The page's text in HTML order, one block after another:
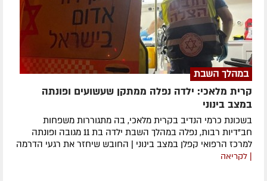
במהלך השבת
קרית מלאכי: ילדה נפלה ממתקן שעשועים ופונתה
במצב בינוני
בשכונת כרמי הנדיב בקרית מלאכי, בה מתגוררות משפחות
חב"דיות רבות, נפלה במהלך השבת ילדה בת 11 מגובה ופונתה
למרכז הרפואי קפלן במצב בינוני | החובש שיחזר את רגעי הדרמה
| לקריאה